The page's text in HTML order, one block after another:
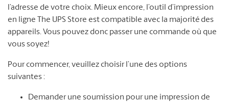
l’adresse de votre choix. Mieux encore, l’outil d’impression
en ligne The UPS Store est compatible avec la majorité des
appareils. Vous pouvez donc passer une commande où que
vous soyez!
Pour commencer, veuillez choisir l’une des options
suivantes :
Demander une soumission pour une impression de